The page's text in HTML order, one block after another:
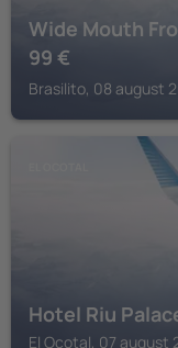
Wide Mouth
99 €
Brasilito, 08 august
Hotel Riu
El Ocotal, 07 august